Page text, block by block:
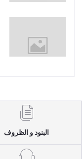
البنود و الظروف